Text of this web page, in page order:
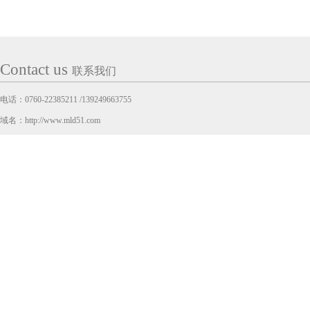
Contact us 联系我们
电话：0760-22385211 /139249663755
域名：http://www.mld51.com